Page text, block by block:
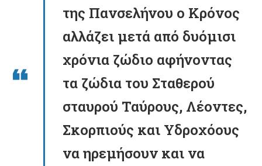
της Πανσελήνου ο Κρόνος
αλλάζει μετά από δυόμισι
χρόνια ζώδιο αφήνοντας
τα ζώδια του Σταθερού
σταυρού Ταύρους, Λέοντες,
Σκορπιούς και Υδροχόους
να ηρεμήσουν και να